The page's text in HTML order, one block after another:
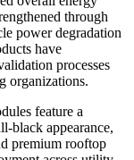
BC cell
multiple
and maximum
on par with
and dust
warranty and a